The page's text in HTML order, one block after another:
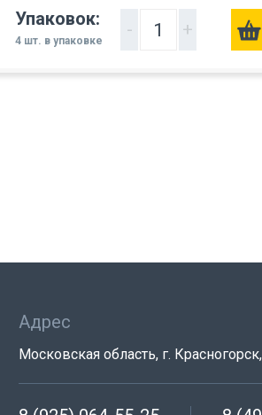
Упаковок:
4 шт. в упаковке
- +
Адрес
Московская область, г.